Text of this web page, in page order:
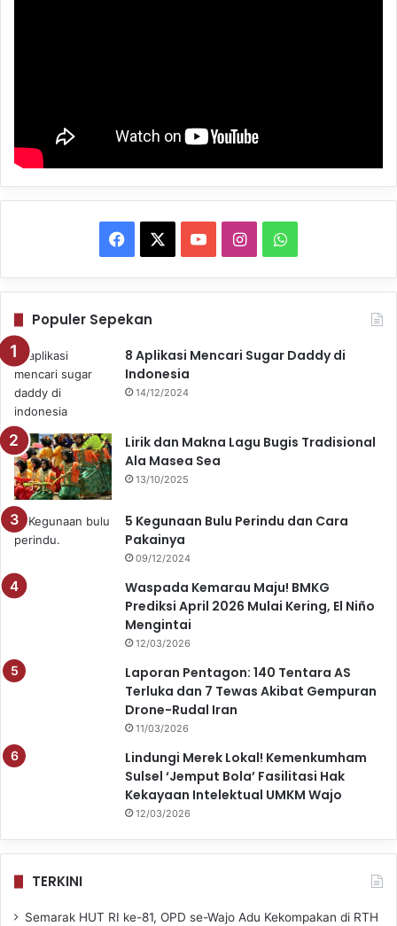
Facebook YouTubeInstagramWhatsApp
Populer Sepekan
8 Aplikasi Mencari Sugar Daddy di
Indonesia
14/12/2024
Lirik dan Makna Lagu Bugis Tradisional
Ala Masea Sea
13/10/2025
5 Kegunaan Bulu Perindu dan Cara
Pakainya
09/12/2024
Waspada Kemarau Maju! BMKG
Prediksi April 2026 Mulai Kering, El Niño
Mengintai
12/03/2026
Laporan Pentagon: 140 Tentara AS
Terluka dan 7 Tewas Akibat Gempuran
Drone-Rudal Iran
11/03/2026
Lindungi Merek Lokal! Kemenkumham
Sulsel ‘Jemput Bola’ Fasilitasi Hak
Kekayaan Intelektual UMKM Wajo
12/03/2026
TERKINI
Semarak HUT RI ke-81, OPD se-Wajo Adu Kekompakan di RTH